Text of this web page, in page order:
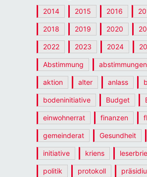
2014 2015 2016
2018 2019 2020
2022 2023 2024
Abstimmung abstimmungen
aktion alter anlass
bodeninitiative Budget
einwohnerrat finanzen
gemeinderat Gesundheit
initiative kriens
politik protokoll